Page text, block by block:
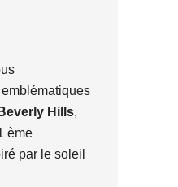
Hills,
ème
par le soleil